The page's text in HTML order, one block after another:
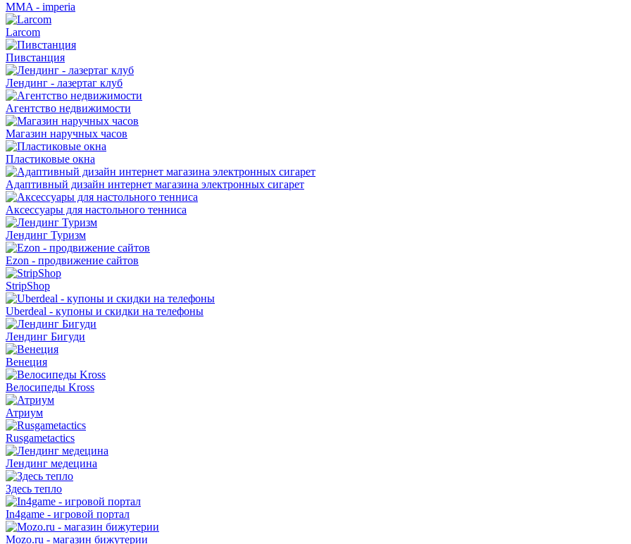
MMA - imperia
Larcom
Пивстанция
Лендинг - лазертаг клуб
Агентство недвижимости
Магазин наручных часов
Пластиковые окна
Адаптивный дизайн интернет магазина электронных сигарет
Аксессуары для настольного тенниса
Лендинг Туризм
Ezon - продвижение сайтов
StripShop
Uberdeal - купоны и скидки на телефоны
Лендинг Бигуди
Венеция
Велосипеды Kross
Атриум
Rusgametactics
Лендинг медецина
Здесь тепло
In4game - игровой портал
Mozo.ru - магазин бижутерии